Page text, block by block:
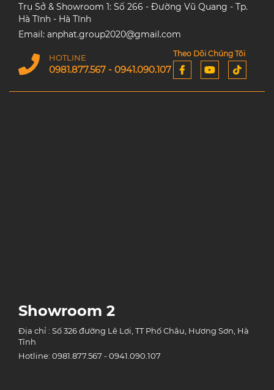
Trụ Sở & Showroom 1: Số 266 - Đường Vũ Quang - Tp.
Hà Tĩnh - Hà Tĩnh
Email: anphat.group2020@gmail.com
HOTLINE
0981.877.567 - 0941.090.107
Theo Dõi Chúng Tôi
Showroom 2
Địa chỉ : Số 326 đường Lê Lợi, TT Phố Châu, Hương Sơn, Hà
Tĩnh
Hotline: 0981.877.567 - 0941.090.107